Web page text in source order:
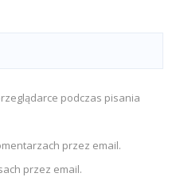
podczas pisania
przez email.
przez email.